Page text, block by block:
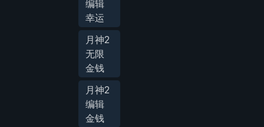
编辑
幸运
月神2
无限
金钱
月神2
编辑
金钱